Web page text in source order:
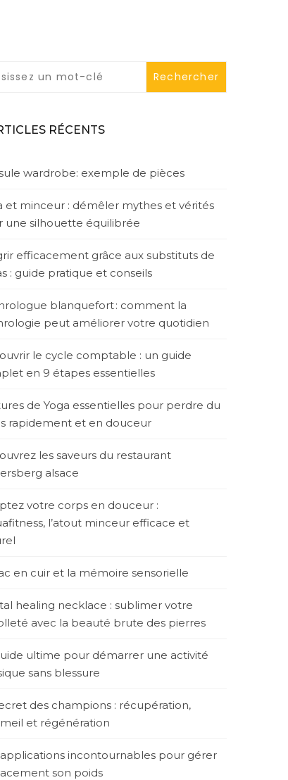
RÉCENTS
wardrobe: exemple de pièces
et minceur : démêler mythes et vérités
une silhouette équilibrée
efficacement grâce aux substituts de
: guide pratique et conseils
blanquefort : comment la
peut améliorer votre quotidien
le cycle comptable : un guide
en 9 étapes essentielles
de Yoga essentielles pour perdre du
rapidement et en douceur
les saveurs du restaurant
alsace
votre corps en douceur :
l’atout minceur efficace et
en cuir et la mémoire sensorielle
healing necklace : sublimer votre
avec la beauté brute des pierres
ultime pour démarrer une activité
sans blessure
des champions : récupération,
et régénération
incontournables pour gérer
son poids